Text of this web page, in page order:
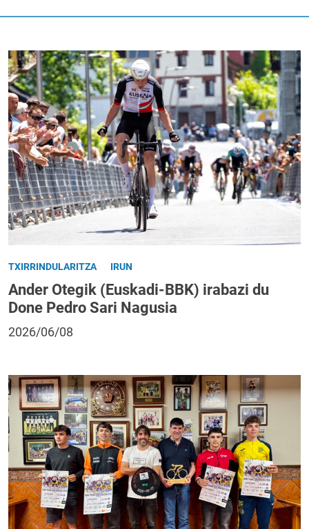
TXIRRINDULARITZA IRUN
Ander Otegik (Euskadi-BBK) irabazi du
Done Pedro Sari Nagusia
2026/06/08